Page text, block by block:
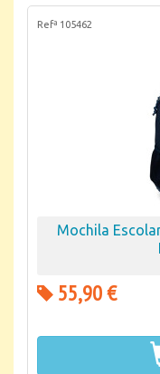
Refª 105462
Mochila
55,90 €